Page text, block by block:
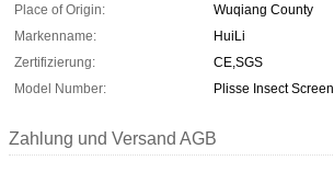
Place of Origin:
Wuqiang County
Markenname:
HuiLi
Zertifizierung:
CE,SGS
Model Number:
Plisse Insect Screen
Zahlung und Versand AGB